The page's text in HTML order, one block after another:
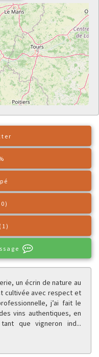
d'or (0)
Actualités (1)
un écrin de nature au
cultivée avec respect et
j’ai fait le
vins authentiques, en
que vigneron ind...